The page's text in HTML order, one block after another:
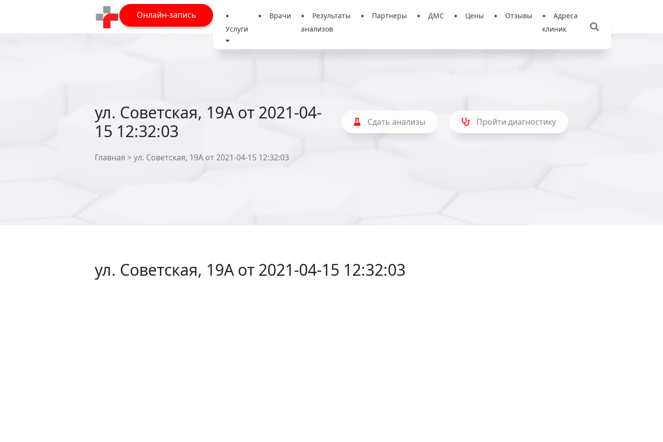
Онлайн-запись
Услуги
Врачи
Результаты
анализов
Партнеры ДМС Цены Отзывы
Адреса
клиник
ул. Советская, 19А от 2021-04-
15 12:32:03
Сдать анализы Пройти диагностику
Главная >ул. Советская, 19А от 2021-04-15 12:32:03
ул. Советская, 19А от 2021-04-15 12:32:03